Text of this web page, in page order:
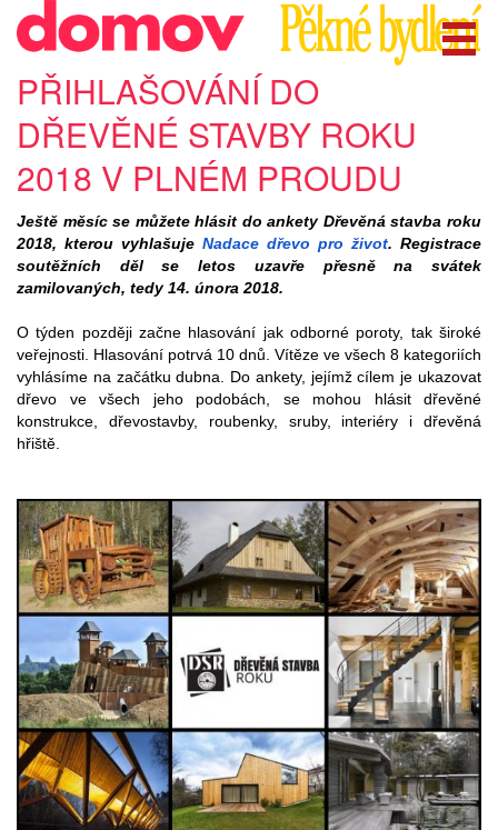
PŘIHLAŠOVÁNÍ DO
DŘEVĚNÉ STAVBY ROKU
2018 V PLNÉM PROUDU
Ještě měsíc se můžete hlásit do ankety Dřevěná stavba roku
2018, kterou vyhlašuje Nadace dřevo pro život. Registrace
soutěžních děl se letos uzavře přesně na svátek
zamilovaných, tedy 14. února 2018.
O týden později začne hlasování jak odborné poroty, tak široké
veřejnosti. Hlasování potrvá 10 dnů. Vítěze ve všech 8 kategoriích
vyhlásíme na začátku dubna. Do ankety, jejímž cílem je ukazovat
dřevo ve všech jeho podobách, se mohou hlásit dřevěné
konstrukce, dřevostavby, roubenky, sruby, interiéry i dřevěná
hřiště.